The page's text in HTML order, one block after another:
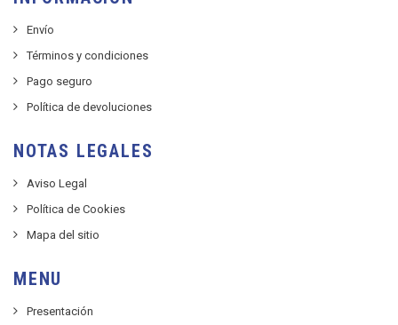
Envío
Términos y condiciones
Pago seguro
Política de devoluciones
NOTAS LEGALES
Aviso Legal
Política de Cookies
Mapa del sitio
MENU
Presentación